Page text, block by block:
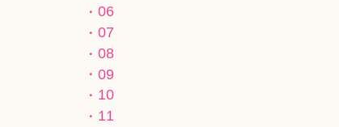
06
07
08
09
10
11